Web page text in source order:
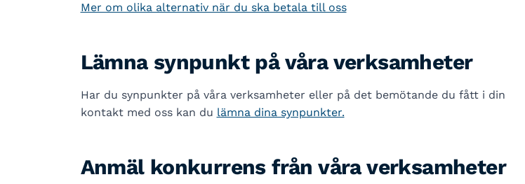
Mer om olika alternativ när du ska betala till oss
Lämna synpunkt på våra verksamheter
Har du synpunkter på våra verksamheter eller på det bemötande du fått i din
kontakt med oss kan du lämna dina synpunkter.
Anmäl konkurrens från våra verksamheter